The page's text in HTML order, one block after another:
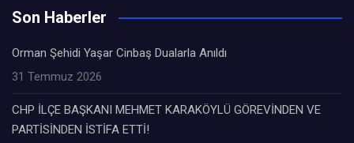
Son Haberler
Orman Şehidi Yaşar Cinbaş Dualarla Anıldı
31 Temmuz 2026
CHP İLÇE BAŞKANI MEHMET KARAKÖYLÜ GÖREVİNDEN VE
PARTİSİNDEN İSTİFA ETTİ!